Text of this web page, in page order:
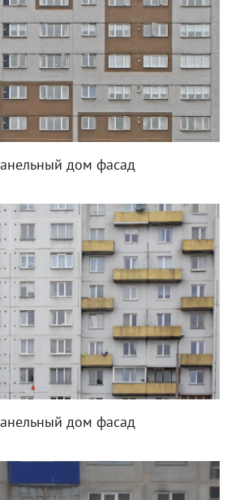
дом фасад
дом фасад